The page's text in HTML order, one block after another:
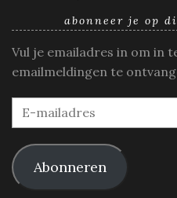
abonneer je op
Vul je emailadres in om in
emailmeldingen te
E-
mailadres
Abonneren